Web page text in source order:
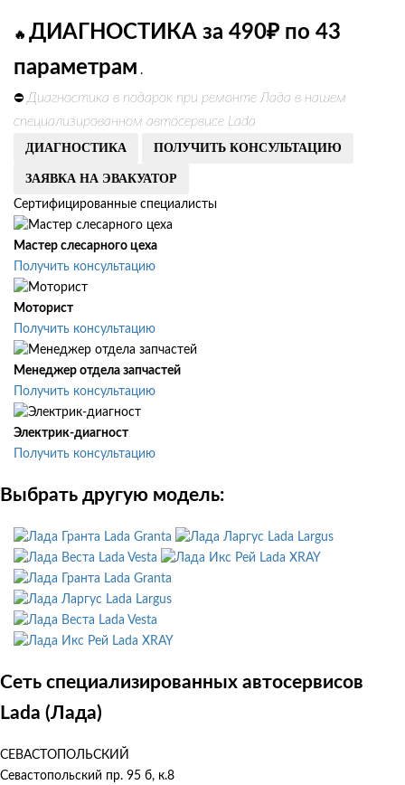
🔥 ДИАГНОСТИКА за 490₽ по 43
параметрам .
⛔ Диагностика в подарок при ремонте Лада в нашем
специализированном автосервисе Lada
ДИАГНОСТИКА ПОЛУЧИТЬ КОНСУЛЬТАЦИЮ
ЗАЯВКА НА ЭВАКУАТОР
Сертифицированные специалисты
Мастер слесарного цеха
Получить консультацию
Моторист
Получить консультацию
Менеджер отдела запчастей
Получить консультацию
Электрик-диагност
Получить консультацию
Выбрать другую модель:
Lada Granta
Lada Largus
Lada Vesta
Lada XRAY
Lada Granta
Lada Largus
Lada Vesta
Lada XRAY
Сеть специализированных автосервисов
Lada (Лада)
СЕВАСТОПОЛЬСКИЙ
Севастопольский пр. 95 б, к.8